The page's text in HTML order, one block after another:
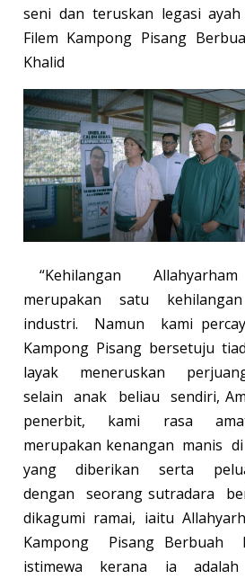
seni dan teruskan legasi ayah
Filem Kampong Pisang
Khalid
“Kehilangan
merupakan satu
industri. Namun kami
Kampong Pisang bersetuju
layak meneruskan
selain anak beliau sendiri,
penerbit, kami rasa
merupakan kenangan manis
yang diberikan serta
dengan seorang sutradara
dikagumi ramai, iaitu
Kampong Pisang
istimewa kerana ia